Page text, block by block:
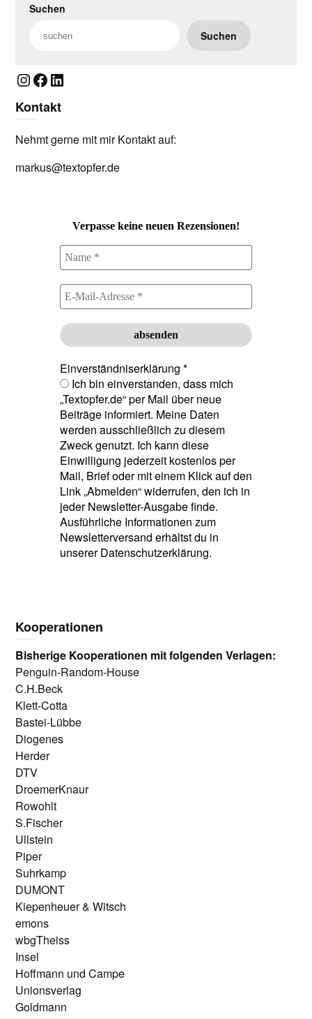
Suchen
Suchen
Instagram
Facebook
LinkedIn
Kontakt
Nehmt gerne mit mir Kontakt auf:
markus@textopfer.de
Verpasse keine neuen Rezensionen!
Einverständniserklärung *
Ich bin einverstanden, dass mich
„Textopfer.de“ per Mail über neue
Beiträge informiert. Meine Daten
werden ausschließlich zu diesem
Zweck genutzt. Ich kann diese
Einwilligung jederzeit kostenlos per
Mail, Brief oder mit einem Klick auf den
Link „Abmelden“ widerrufen, den ich in
jeder Newsletter-Ausgabe finde.
Ausführliche Informationen zum
Newsletterversand erhältst du in
unserer Datenschutzerklärung.
Kooperationen
Bisherige Kooperationen mit folgenden Verlagen:
Penguin-Random-House
C.H.Beck
Klett-Cotta
Bastei-Lübbe
Diogenes
Herder
DTV
DroemerKnaur
Rowohlt
S.Fischer
Ullstein
Piper
Suhrkamp
DUMONT
Kiepenheuer & Witsch
emons
wbgTheiss
Insel
Hoffmann und Campe
Unionsverlag
Goldmann